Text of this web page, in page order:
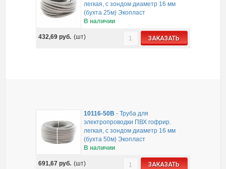
легкая, с зондом диаметр 16 мм
(бухта 25м) Экопласт
В наличии
432,69руб. (шт) ЗАКАЗАТЬ
10116-50B -Труба для
электропроводки ПВХ гофрир.
легкая, с зондом диаметр 16 мм
(бухта 50м) Экопласт
В наличии
691,67руб. (шт) ЗАКАЗАТЬ